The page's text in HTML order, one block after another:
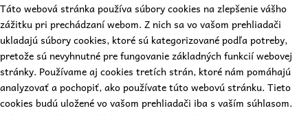
Táto webová stránka používa súbory cookies na zlepšenie vášho
zážitku pri prechádzaní webom. Z nich sa vo vašom prehliadači
ukladajú súbory cookies, ktoré sú kategorizované podľa potreby,
pretože sú nevyhnutné pre fungovanie základných funkcií webovej
stránky. Používame aj cookies tretích strán, ktoré nám pomáhajú
analyzovať a pochopiť, ako používate túto webovú stránku. Tieto
cookies budú uložené vo vašom prehliadači iba s vaším súhlasom.